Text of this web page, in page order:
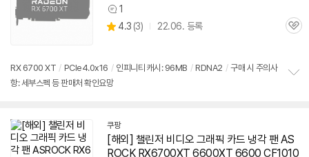
상
품
1
별
4.3 (상
뷰
3) 22.06. 등록
관
RX 6700 XT / PCIe4.0x16 / 인피니티 캐시: 96MB / RDNA2 / 구매 시 주의사
항: 세부스펙 등 판매처 확인요망
기
쿠팡
[해외] 챌린저 비디오 그래픽 카드 냉각 팬 AS
ROCK RX6700XT 6600XT 6600 CF1010